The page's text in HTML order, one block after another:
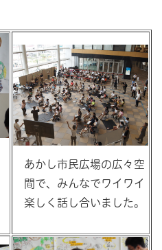
あかし市民広場の広々空
間で、みんなでワイワイ
楽しく話し合いました。